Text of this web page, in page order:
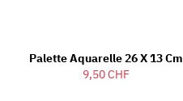
Palette Aquarelle 26 X 13 Cm
9,50 CHF